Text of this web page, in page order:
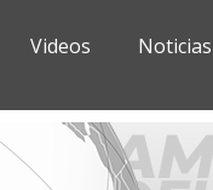
Videos Noticias